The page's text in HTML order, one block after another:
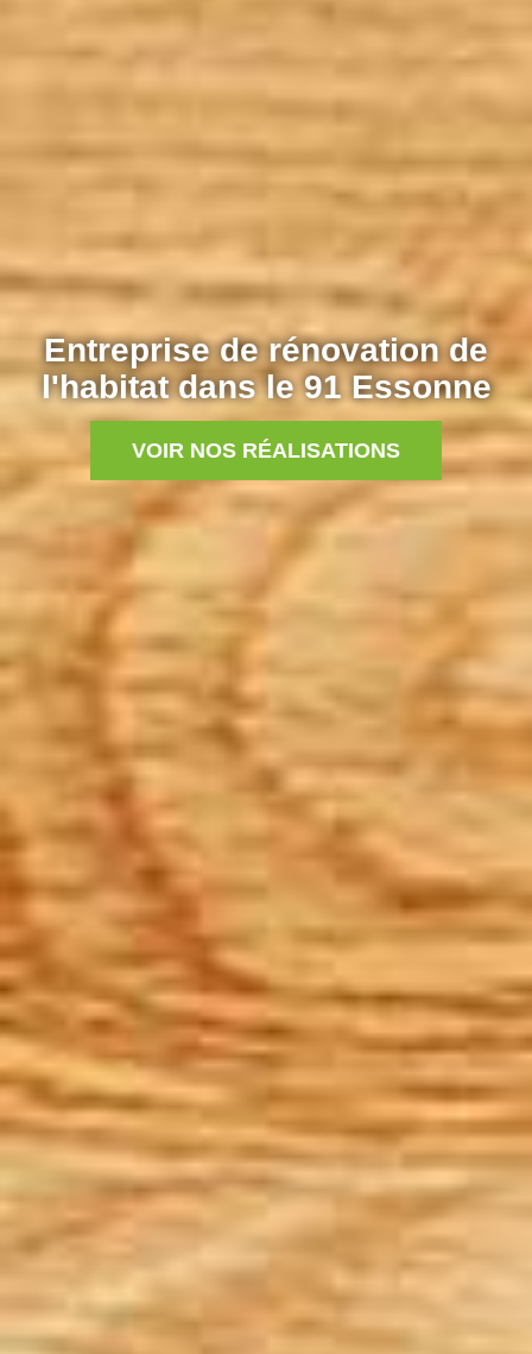
Entreprise de rénovation de
l'habitat dans le 91 Essonne
VOIR NOS RÉALISATIONS